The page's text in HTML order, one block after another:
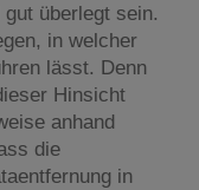
überlegt sein.
in welcher
lässt. Denn
Hinsicht
anhand
die
in